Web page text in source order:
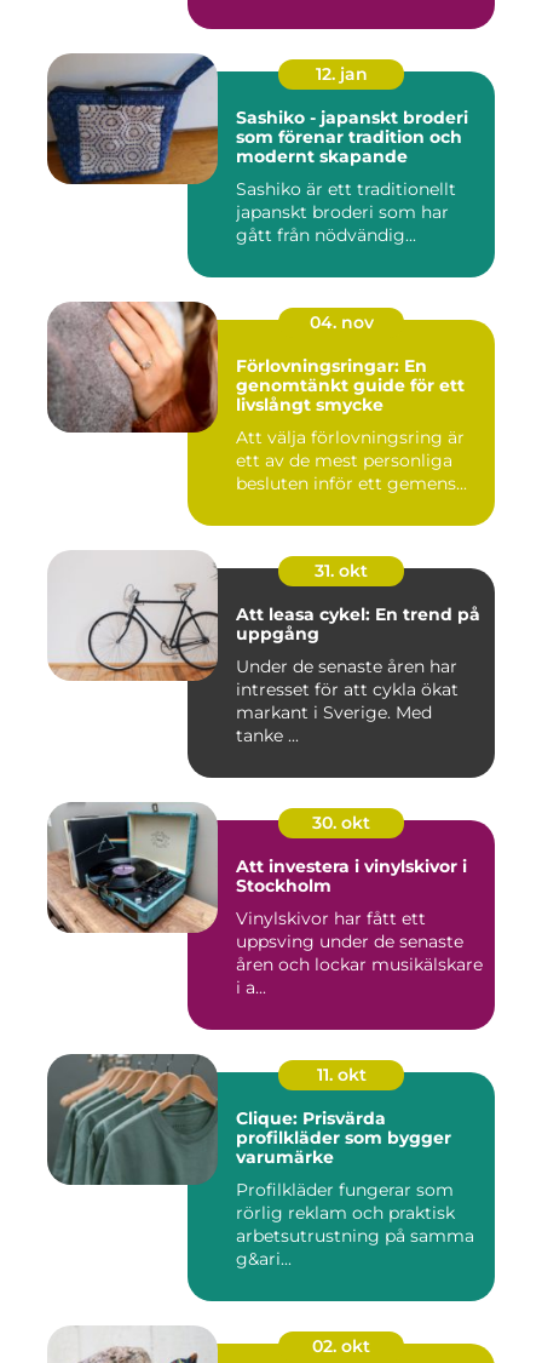
12. jan
Sashiko - japanskt broderi
som förenar tradition och
modernt skapande
Sashiko är ett traditionellt
japanskt broderi som har
gått från nödvändig...
04. nov
Förlovningsringar: En
genomtänkt guide för ett
livslångt smycke
Att välja förlovningsring är
ett av de mest personliga
besluten inför ett gemens...
31. okt
Att leasa cykel: En trend på
uppgång
Under de senaste åren har
intresset för att cykla ökat
markant i Sverige. Med
tanke ...
30. okt
Att investera i vinylskivor i
Stockholm
Vinylskivor har fått ett
uppsving under de senaste
åren och lockar musikälskare
i a...
11. okt
Clique: Prisvärda
profilkläder som bygger
varumärke
Profilkläder fungerar som
rörlig reklam och praktisk
arbetsutrustning på samma
g&ari...
02. okt